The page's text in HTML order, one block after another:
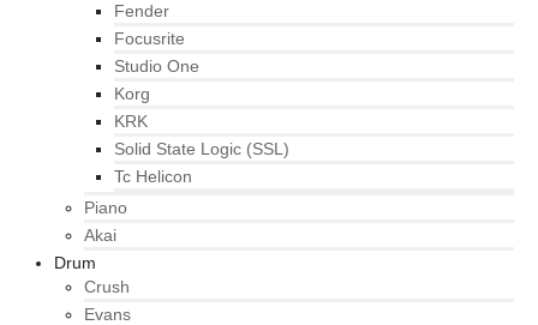
Fender
Focusrite
Studio One
Korg
KRK
Solid State Logic (SSL)
Tc Helicon
Piano
Akai
Drum
Crush
Evans